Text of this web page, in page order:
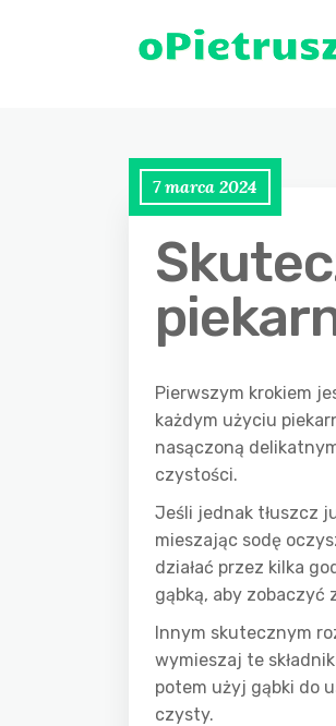
7 marca 2024
Pierwszym krokiem
każdym użyciu
nasączoną
czystości.
Jeśli jednak tłuszcz
mieszając sodę
działać przez kilka
gąbką, aby zobaczyć
Innym skutecznym
wymieszaj te
potem użyj gąbki do
czysty.